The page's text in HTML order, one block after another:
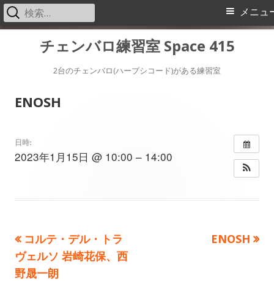
チェンバロ練習室 Space 415
2台のチェンバロ(ハープシコード)がある練習室
メ
メニュ
検
索:
ENOSH
日時:
2023年1月15日 @ 10:00 – 14:00
投
稿
前
の
記
コルテ・デル・トラ
ヴェルソ 岩崎花保、西
野晟一朗
次
ENOSH